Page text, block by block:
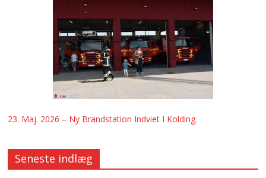
23. Maj. 2026 – Ny Brandstation Indviet I Kolding.
Seneste indlæg